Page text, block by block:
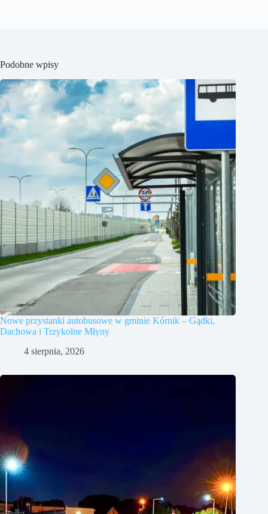
Podobne wpisy
Nowe przystanki autobusowe w gminie Kórnik – Gądki,
Dachowa i Trzykolne Młyny
4 sierpnia, 2026